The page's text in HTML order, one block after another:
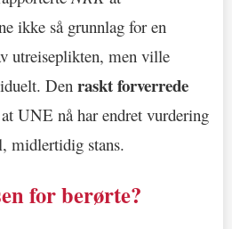
ikke så grunnlag for en
utreiseplikten, men ville
Den raskt forverrede
UNE nå har endret vurdering
midlertidig stans.
for berørte?